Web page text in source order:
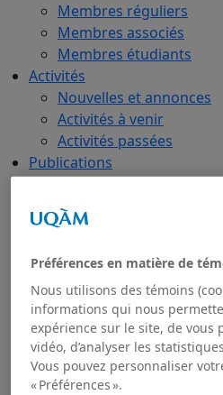
Membres réguliers
Membres associés
Membres étudiants
Activités
Nouvelles et annonces
Activités à venir
Activités passées
Publications
Dans les médias
GRIAS
Projet de recherche Sakhī
Présentation du projet
Projet Sakhī : contexte
Projet Sakhī:
Nous joindre
Préférences en matière de
Nous utilisons des témoins
informations qui nous
expérience sur le site, de vous
vidéo, d’analyser les
Vous pouvez personnaliser
« Préférences ».